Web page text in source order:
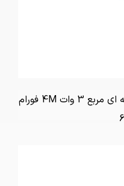
چراغ زیر پله ای SMD دور شیشه ای مربع 3 وات 4M فورام